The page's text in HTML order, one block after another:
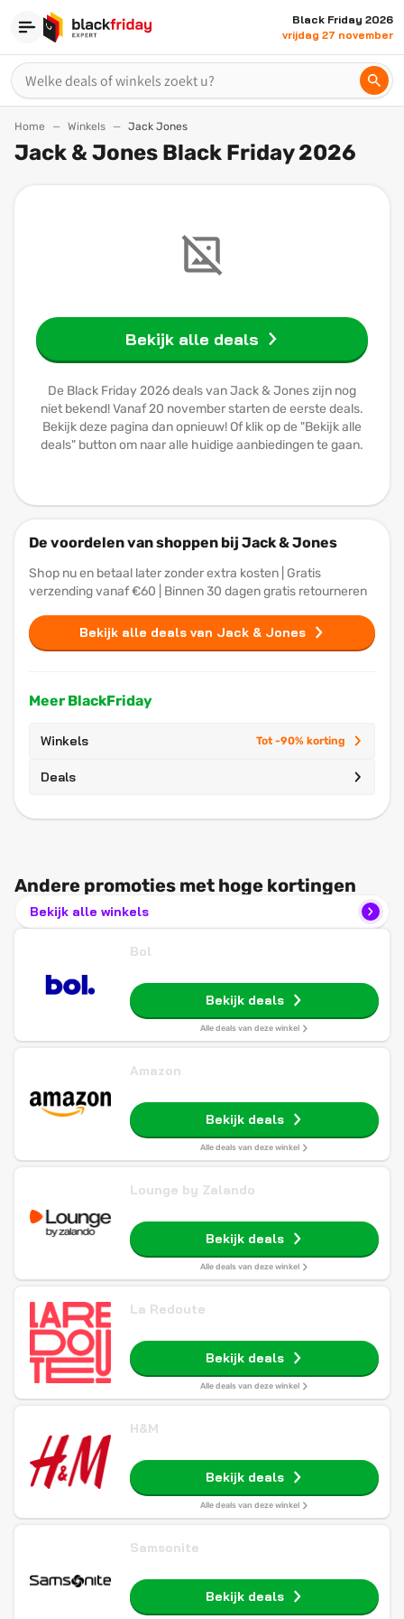
Black Friday 2026
vrijdag 27 november
Home Winkels Jack Jones
Jack & Jones Black Friday 2026
Bekijk alle deals
De Black Friday 2026 deals van Jack & Jones zijn nog
niet bekend! Vanaf 20 november starten de eerste deals.
Bekijk deze pagina dan opnieuw! Of klik op de "Bekijk alle
deals" button om naar alle huidige aanbiedingen te gaan.
De voordelen van shoppen bij Jack & Jones
Shop nu en betaal later zonder extra kosten | Gratis
verzending vanaf €60 | Binnen 30 dagen gratis retourneren
Bekijk alle deals van Jack & Jones
Meer BlackFriday
Winkels Tot -90% korting
Deals
Andere promoties met hoge kortingen
Bekijk alle winkels
Bol
Bekijk deals
Alle deals van deze winkel
Amazon
Bekijk deals
Alle deals van deze winkel
Lounge by Zalando
Bekijk deals
Alle deals van deze winkel
La Redoute
Bekijk deals
Alle deals van deze winkel
H&M
Bekijk deals
Alle deals van deze winkel
Samsonite
Bekijk deals